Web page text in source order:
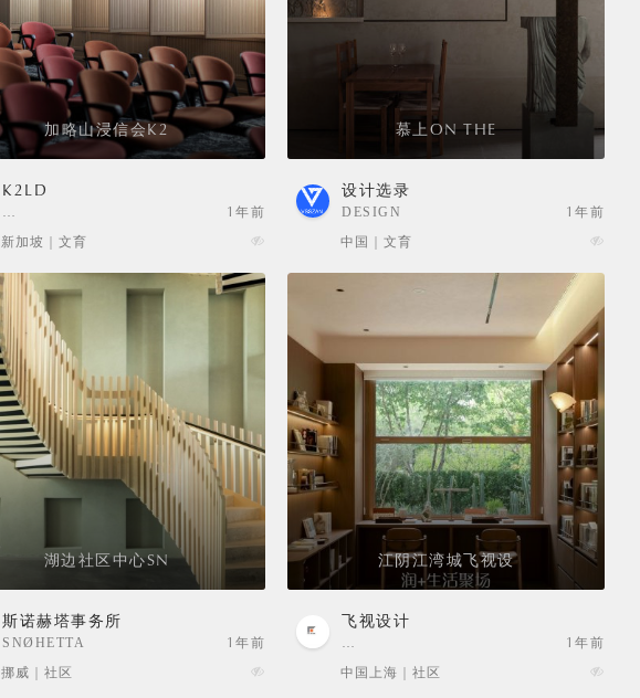
加略山浸信会K2
K2LD
…
1年前
新加坡 | 文育
慕上ON THE
设计选录
DESIGN
1年前
中国 | 文育
湖边社区中心SN
斯诺赫塔事务所
SNØHETTA
1年前
挪威 | 社区
江阴江湾城飞视设
飞视设计
…
1年前
中国上海 | 社区